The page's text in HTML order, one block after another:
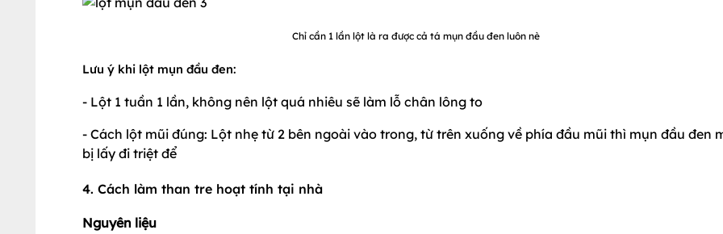
Chỉ cần 1 lần lột là ra được cả tá mụn đầu đen luôn nè
Lưu ý khi lột mụn đầu đen:
- Lột 1 tuần 1 lần, không nên lột quá nhiêu sẽ làm lỗ chân lông to
- Cách lột mũi đúng: Lột nhẹ từ 2 bên ngoài vào trong, từ trên xuống về phía đầu mũi thì mụn đầu đen
bị lấy đi triệt để
4. Cách làm than tre hoạt tính tại nhà
Nguyên liệu